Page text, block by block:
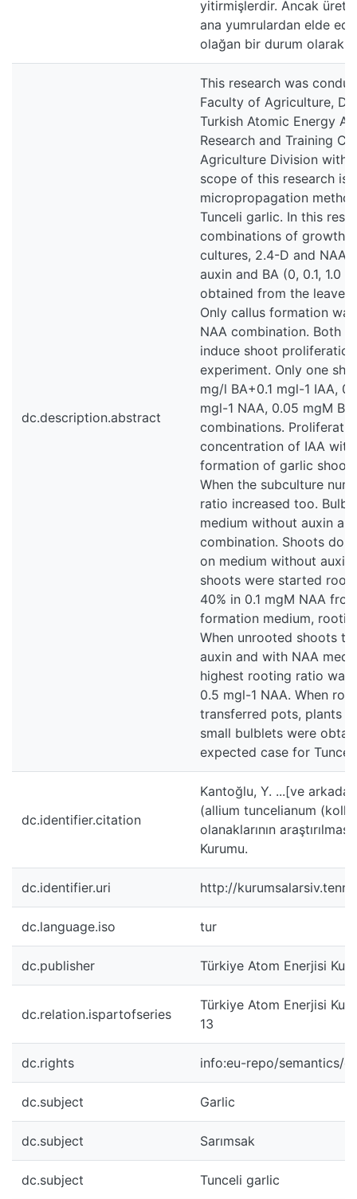
yitirmişlerdir. Ancak
ana yumrulardan elde
olağan bir durum olarak
dc.description.abstract
This research was
Faculty of Agriculture,
Turkish Atomic Energy
Research and Training
Agriculture Division
scope of this research
micropropagation
Tunceli garlic. In this
combinations of growth
cultures, 2.4-D and NAA
auxin and BA (0, 0.1, 1.0
obtained from the leave
Only callus formation
NAA combination. Both
induce shoot
experiment. Only one
mg/l BA+0.1 mgl-1 IAA,
mgl-1 NAA, 0.05 mgM
combinations.
concentration of IAA
formation of garlic
When the subculture
ratio increased too. Bulb
medium without auxin
combination. Shoots do
on medium without auxin
shoots were started
40% in 0.1 mgM NAA
formation medium,
When unrooted shoots
auxin and with NAA
highest rooting ratio was
0.5 mgl-1 NAA. When
transferred pots, plants
small bulblets were
expected case for
dc.identifier.citation
Kantoğlu, Y. ...[ve
(allium tuncelianum
olanaklarının
Kurumu.
dc.identifier.uri http://
dc.language.iso tur
dc.publisher Türkiye Atom Enerjisi
dc.relation.ispartofseries
Türkiye Atom Enerjisi
13
dc.rights info:eu-repo/semantics/
dc.subject Garlic
dc.subject Sarımsak
dc.subject Tunceli garlic